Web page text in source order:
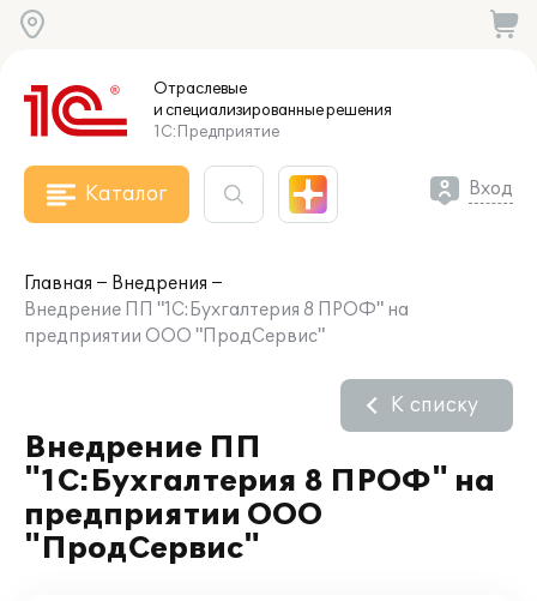
Отраслевые
и специализированныерешения
1С:Предприятие
Каталог Вход
Главная
Внедрения
Внедрение ПП "1С:Бухгалтерия 8 ПРОФ" на
предприятии ООО "ПродСервис"
Внедрение ПП
"1С:Бухгалтерия 8 ПРОФ" на
предприятии ООО
"ПродСервис"
К списку